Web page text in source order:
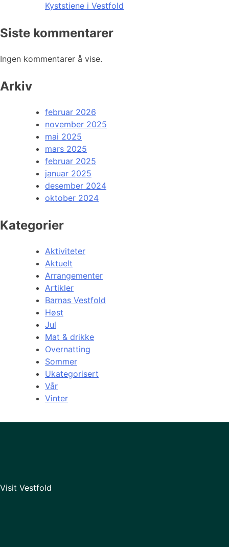
Kyststiene i Vestfold
Siste kommentarer
Ingen kommentarer å vise.
Arkiv
februar 2026
november 2025
mai 2025
mars 2025
februar 2025
januar 2025
desember 2024
oktober 2024
Kategorier
Aktiviteter
Aktuelt
Arrangementer
Artikler
Barnas Vestfold
Høst
Jul
Mat & drikke
Overnatting
Sommer
Ukategorisert
Vår
Vinter
Visit Vestfold